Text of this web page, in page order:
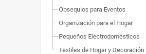
Obsequios para Eventos
Organización para el Hogar
Pequeños Electrodomésticos
Textiles de Hogar y Decoración